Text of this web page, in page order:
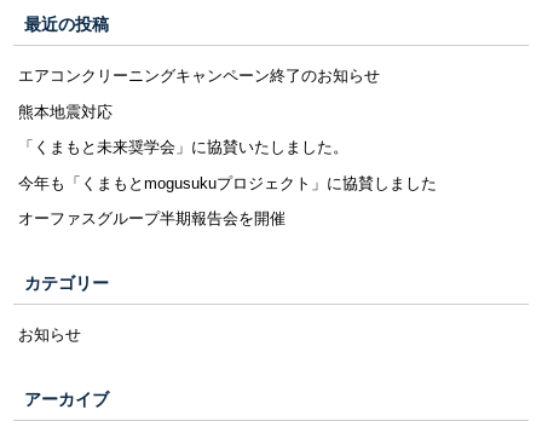
最近の投稿
エアコンクリーニングキャンペーン終了のお知らせ
熊本地震対応
「くまもと未来奨学会」に協賛いたしました。
今年も「くまもとmogusukuプロジェクト」に協賛しました
オーファスグループ半期報告会を開催
カテゴリー
お知らせ
アーカイブ